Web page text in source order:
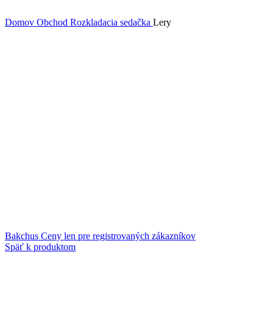
Domov Obchod Rozkladacia sedačka Lery
Bakchus Ceny len pre registrovaných zákazníkov
Späť k produktom